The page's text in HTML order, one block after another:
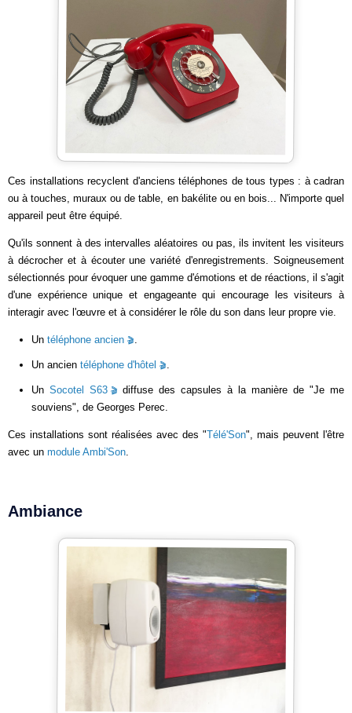
Ces installations recyclent d'anciens téléphones de tous types : à cadran
ou à touches, muraux ou de table, en bakélite ou en bois... N'importe quel
appareil peut être équipé.
Qu'ils sonnent à des intervalles aléatoires ou pas, ils invitent les visiteurs
à décrocher et à écouter une variété d'enregistrements. Soigneusement
sélectionnés pour évoquer une gamme d'émotions et de réactions, il s'agit
d'une expérience unique et engageante qui encourage les visiteurs à
interagir avec l'œuvre et à considérer le rôle du son dans leur propre vie.
Un téléphone ancien .
Un ancien téléphone d'hôtel .
Un Socotel S63
diffuse des capsules à la manière de "Je me
souviens", de Georges Perec.
Ces installations sont réalisées avec des "Télé'Son", mais peuvent l'être
avec un module Ambi'Son.
Ambiance